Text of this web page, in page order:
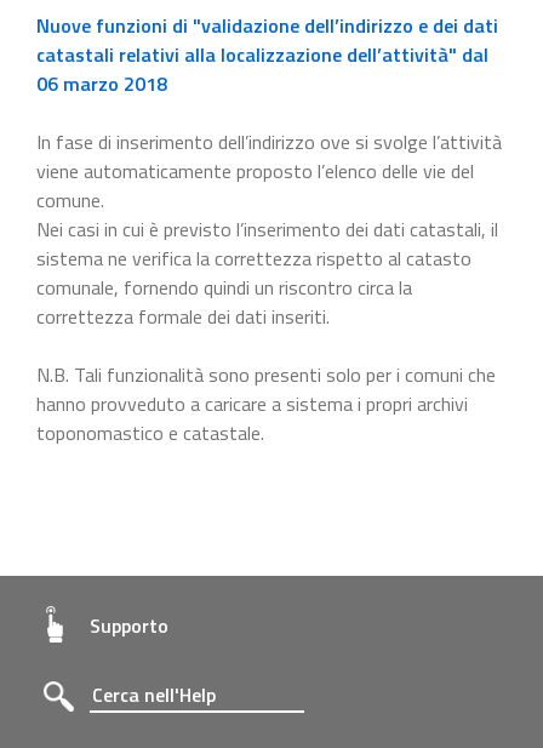
Nuove funzioni di "validazione dell’indirizzo e dei dati
catastali relativi alla localizzazione dell’attività" dal
06 marzo 2018
In fase di inserimento dell’indirizzo ove si svolge l’attività
viene automaticamente proposto l’elenco delle vie del
comune.
Nei casi in cui è previsto l’inserimento dei dati catastali, il
sistema ne verifica la correttezza rispetto al catasto
comunale, fornendo quindi un riscontro circa la
correttezza formale dei dati inseriti.
N.B. Tali funzionalità sono presenti solo per i comuni che
hanno provveduto a caricare a sistema i propri archivi
toponomastico e catastale.
Supporto